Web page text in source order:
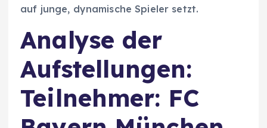
auf junge, dynamische Spieler setzt.
Analyse der
Aufstellungen:
Teilnehmer: FC